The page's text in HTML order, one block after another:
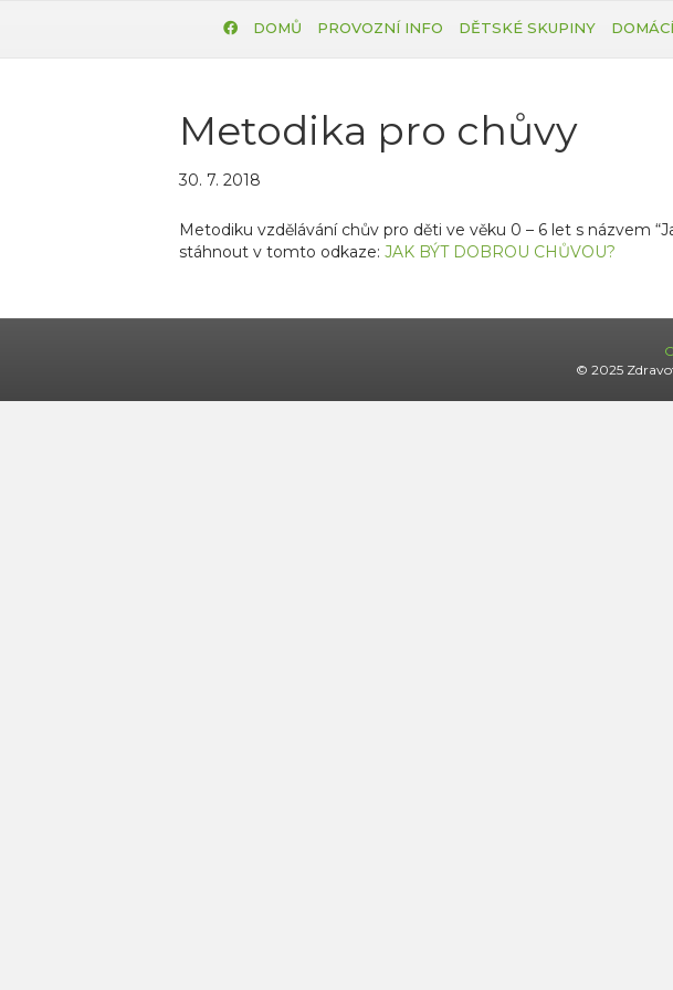
DOMŮ PROVOZNÍ INFO DĚTSKÉ SKUPINY
Metodika pro chůvy
30. 7. 2018
Metodiku vzdělávání chův pro děti ve věku 0 – 6 let s názvem
stáhnout v tomto odkaze: JAK BÝT DOBROU CHŮVOU?
© 2025